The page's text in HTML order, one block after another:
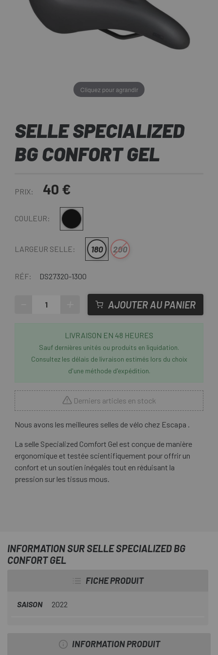
Cliquez pour agrandir
SELLE SPECIALIZED
BG CONFORT GEL
PRIX: 40 €
COULEUR:
LARGEUR SELLE: 180 200
RÉF: DS27320-1300
AJOUTER AU PANIER
LIVRAISON EN 48 HEURES
Sauf dernières unités ou produits en liquidation.
Consultez les délais de livraison estimés lors du choix
d'une méthode d'expédition.
Derniers articles en stock
Nous avons les meilleures selles de vélo chez Escapa .
La selle Specialized Comfort Gel est conçue de manière
ergonomique et testée scientifiquement pour offrir un
confort et un soutien inégalés tout en réduisant la
pression sur les tissus mous.
INFORMATION SUR SELLE SPECIALIZED BG
CONFORT GEL
FICHE PRODUIT
SAISON 2022
INFORMATION PRODUIT